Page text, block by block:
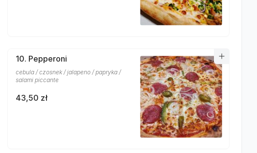
10. Pepperoni
cebula / czosnek / jalapeno / papryka /
salami piccante
43,50 zł